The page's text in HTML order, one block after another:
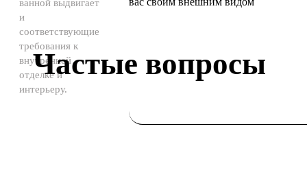
ванной выдвигает
и
соответствующие
требования к
внутренней
отделке и
интерьеру.
Частые вопросы